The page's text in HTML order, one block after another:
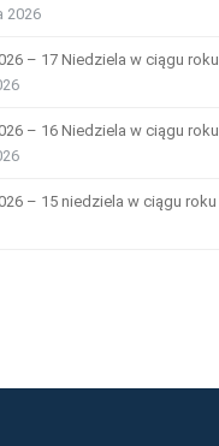
2026
– 17 Niedziela w ciągu roku
– 16 Niedziela w ciągu roku
– 15 niedziela w ciągu roku